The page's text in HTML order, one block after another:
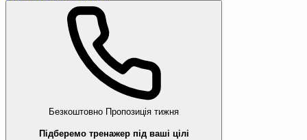
Безкоштовно Пропозиція тижня
Підберемо тренажер під ваші цілі